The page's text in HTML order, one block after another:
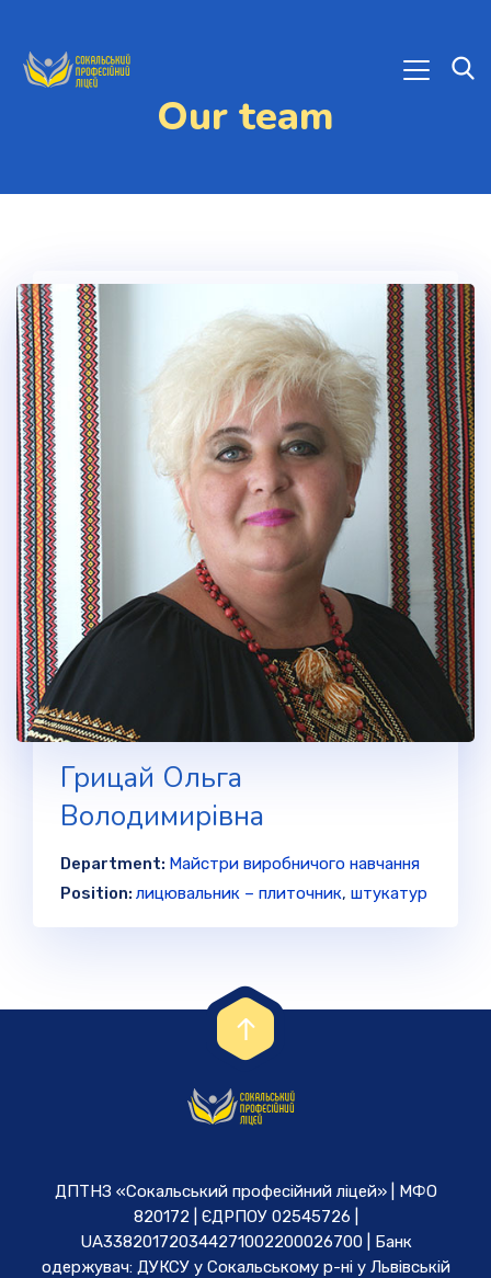
Our team
Грицай Ольга
Володимирівна
Department: Майстри виробничого навчання
Position: лицювальник – плиточник, штукатур
ДПТНЗ «Сокальський професійний ліцей» | МФО
820172 | ЄДРПОУ 02545726 |
UA338201720344271002200026700 | Банк
одержувач: ДУКСУ у Cокальському р-ні у Львівській